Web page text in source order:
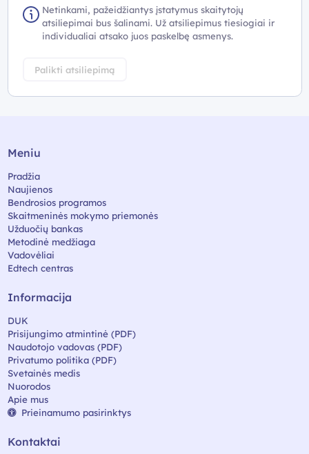
Netinkami, pažeidžiantys įstatymus skaitytojų
atsiliepimai bus šalinami. Už atsiliepimus tiesiogiai ir
individualiai atsako juos paskelbę asmenys.
Palikti atsiliepimą
Meniu
Pradžia
Naujienos
Bendrosios programos
Skaitmeninės mokymo priemonės
Užduočių bankas
Metodinė medžiaga
Vadovėliai
Edtech centras
Informacija
DUK
Prisijungimo atmintinė (PDF)
Naudotojo vadovas (PDF)
Privatumo politika (PDF)
Svetainės medis
Nuorodos
Apie mus
Prieinamumo pasirinktys
Kontaktai